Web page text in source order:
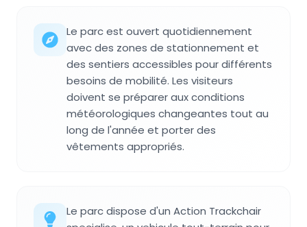
Le parc est ouvert quotidiennement
avec des zones de stationnement et
des sentiers accessibles pour différents
besoins de mobilité. Les visiteurs
doivent se préparer aux conditions
météorologiques changeantes tout au
long de l'année et porter des
vêtements appropriés.
Le parc dispose d'un Action Trackchair